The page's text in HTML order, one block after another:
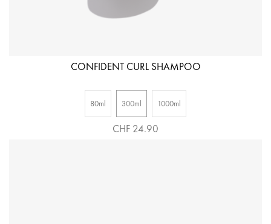
CONFIDENT CURL SHAMPOO
80ml 300ml 1000ml
CHF 24.90